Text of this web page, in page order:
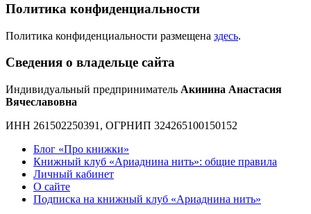
Политика конфиденциальности
Политика конфиденциальности размещена здесь.
Сведения о владельце сайта
Индивидуальный предприниматель Акинина Анастасия
Вячеславовна
ИНН 261502250391, ОГРНИП 324265100150152
Блог «Про книжки»
Книжный клуб «Ариаднина нить»: общие правила
Личный кабинет
О сайте
Подписка на книжный клуб «Ариаднина нить»